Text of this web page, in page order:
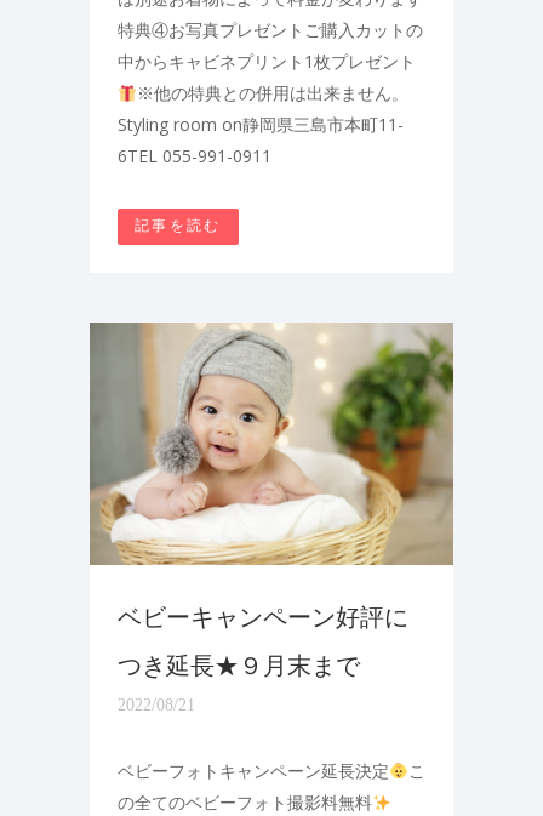
特典④お写真プレゼントご購入カットの
中からキャビネプリント1枚プレゼント
※他の特典との併用は出来ません。
Styling room on静岡県三島市本町11-
6TEL 055-991-0911
記事を読む
ベビーキャンペーン好評に
つき延長★９月末まで
2022/08/21
ベビーフォトキャンペーン延長決定
こ
の全てのベビーフォト撮影料無料